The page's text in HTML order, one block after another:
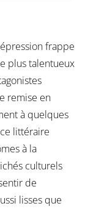
frappe
plus talentueux
remise en
à quelques
littéraire
à la
culturels
de
lisses que